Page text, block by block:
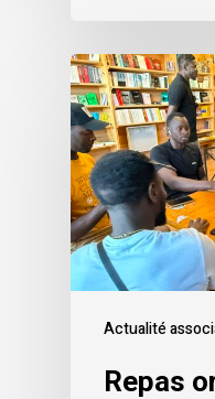
Actualité
Repas